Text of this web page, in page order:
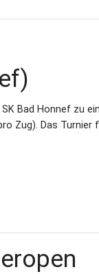
Bad Honnef zu
Zug). Das Turnier